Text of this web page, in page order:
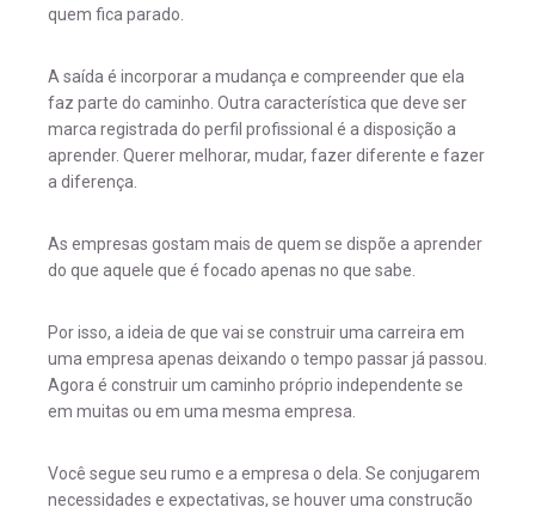
quem fica parado.
A saída é incorporar a mudança e compreender que ela
faz parte do caminho. Outra característica que deve ser
marca registrada do perfil profissional é a disposição a
aprender. Querer melhorar, mudar, fazer diferente e fazer
a diferença.
As empresas gostam mais de quem se dispõe a aprender
do que aquele que é focado apenas no que sabe.
Por isso, a ideia de que vai se construir uma carreira em
uma empresa apenas deixando o tempo passar já passou.
Agora é construir um caminho próprio independente se
em muitas ou em uma mesma empresa.
Você segue seu rumo e a empresa o dela. Se conjugarem
necessidades e expectativas, se houver uma construção